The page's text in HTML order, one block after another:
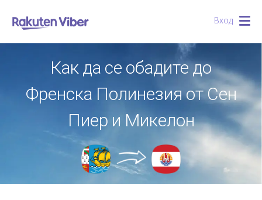
Вход
Как да се обадите до
Френска Полинезия от Сен
Пиер и Микелон